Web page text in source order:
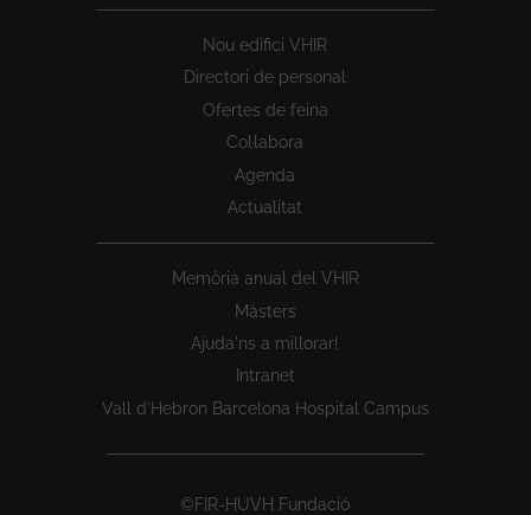
Nou edifici VHIR
Directori de personal
Ofertes de feina
Col·labora
Agenda
Actualitat
Memòria anual del VHIR
Màsters
Ajuda'ns a millorar!
Intranet
Vall d’Hebron Barcelona Hospital Campus
©FIR-HUVH Fundació